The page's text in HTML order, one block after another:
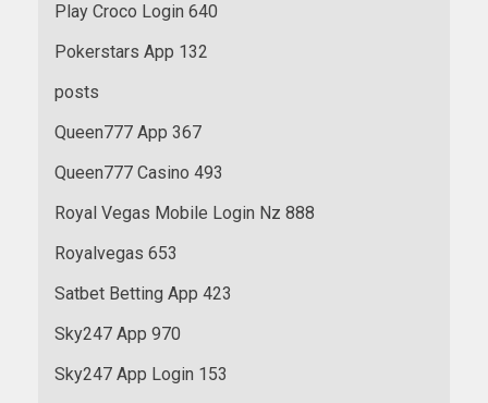
Play Croco Login 640
Pokerstars App 132
posts
Queen777 App 367
Queen777 Casino 493
Royal Vegas Mobile Login Nz 888
Royalvegas 653
Satbet Betting App 423
Sky247 App 970
Sky247 App Login 153